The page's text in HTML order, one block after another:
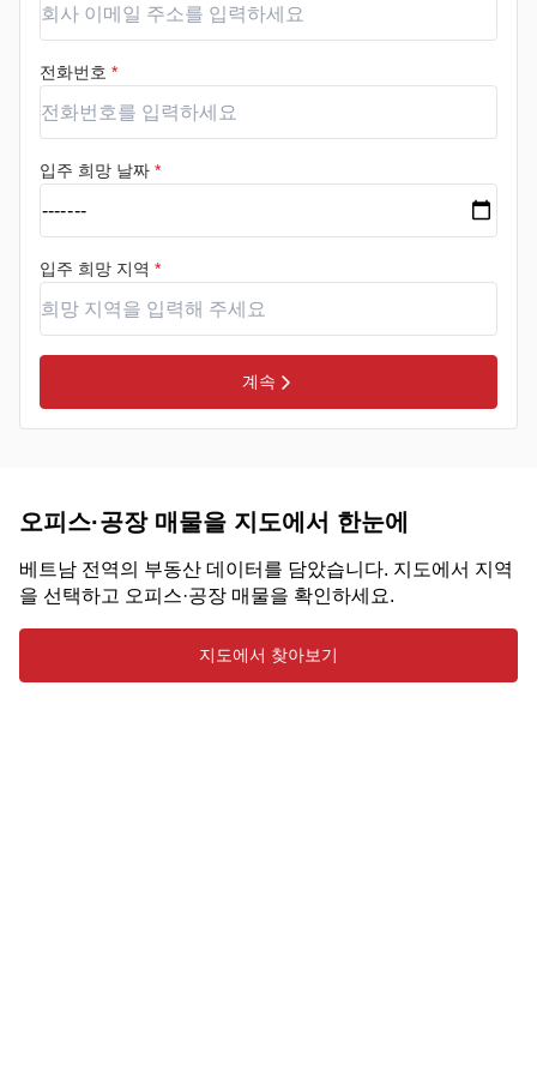
전화번호 *
입주 희망 날짜 *
입주 희망 지역 *
계속
오피스·공장 매물을 지도에서 한눈에
베트남 전역의 부동산 데이터를 담았습니다. 지도에서 지역
을 선택하고 오피스·공장 매물을 확인하세요.
지도에서 찾아보기